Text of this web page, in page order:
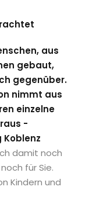
damit noch
für Sie.
Kindern und